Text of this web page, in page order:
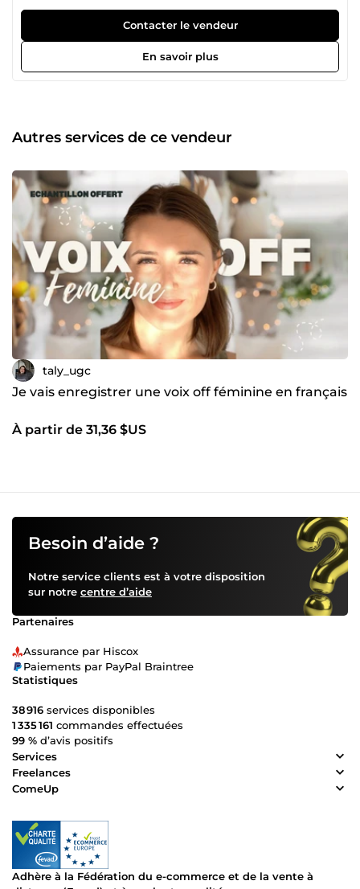
vidéos UGC 🎥 percutantes, idéales pour booster
l’engagement sur les réseaux sociaux 📲. 💡 Spécialisée
dans les secteurs santé, lifestyle, enfants (et autres si
besoin), je crée des contenus adaptés à votre image de
marque, avec une mise en avant naturelle 🌿 et réaliste de
Contacter le vendeur
En savoir plus
Autres services de ce vendeur
taly_ugc
Je vais enregistrer une voix off féminine en français
À partir de 31,36 $US
Besoin d’aide ?
Notre service clients est à votre disposition
sur notre centre d’aide
Partenaires
Assurance par Hiscox
Paiements par PayPal Braintree
Statistiques
38 916 services disponibles
1 335 161 commandes effectuées
99 % d’avis positifs
Services
Freelances
ComeUp
Adhère à la Fédération du e-commerce et de la vente à